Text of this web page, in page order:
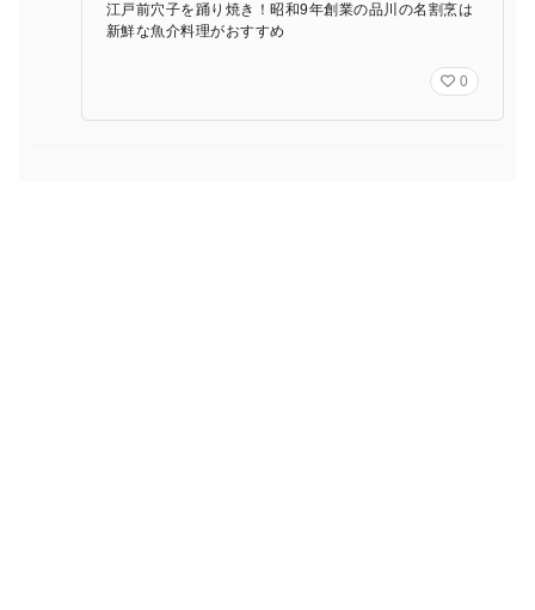
江戸前穴子を踊り焼き！昭和9年創業の品川の名割烹は
新鮮な魚介料理がおすすめ
0